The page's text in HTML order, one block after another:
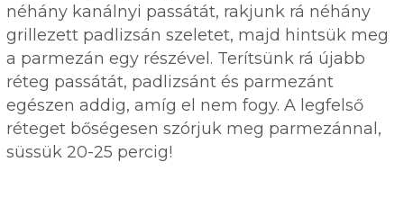
néhány kanálnyi passátát, rakjunk rá néhány
grillezett padlizsán szeletet, majd hintsük meg
a parmezán egy részével. Terítsünk rá újabb
réteg passátát, padlizsánt és parmezánt
egészen addig, amíg el nem fogy. A legfelső
réteget bőségesen szórjuk meg parmezánnal,
süssük 20-25 percig!